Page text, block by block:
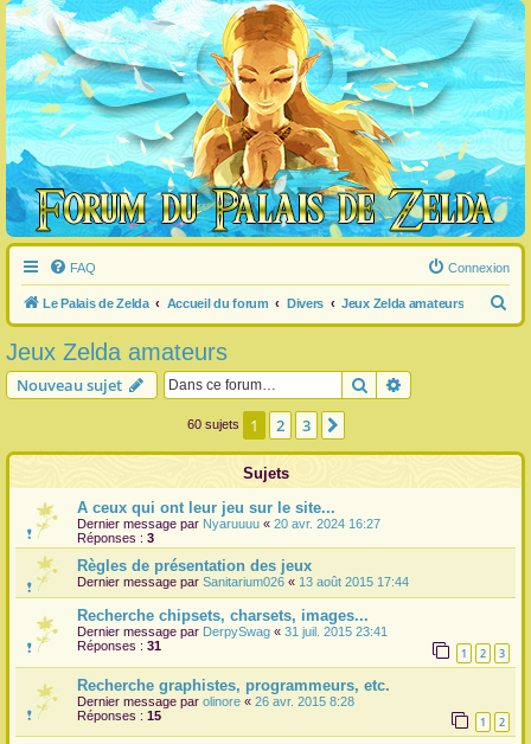
FAQ Connexion
Le Palais de Zelda Accueil du forum Divers Jeux Zelda amateurs
e
Jeux Zelda amateurs
Nouveau sujet Rechercher
60 sujets 1 2 3
Sujets
A ceux qui ont leur jeu sur le site...
Dernier message par Nyaruuuu « 20 avr. 2024 16:27
Réponses : 3
Règles de présentation des jeux
Dernier message par Sanitarium026 « 13 août 2015 17:44
Recherche chipsets, charsets, images...
Dernier message par DerpySwag « 31 juil. 2015 23:41
Réponses : 31 1 2 3
Recherche graphistes, programmeurs, etc.
Dernier message par olinore « 26 avr. 2015 8:28
Réponses : 15 1 2